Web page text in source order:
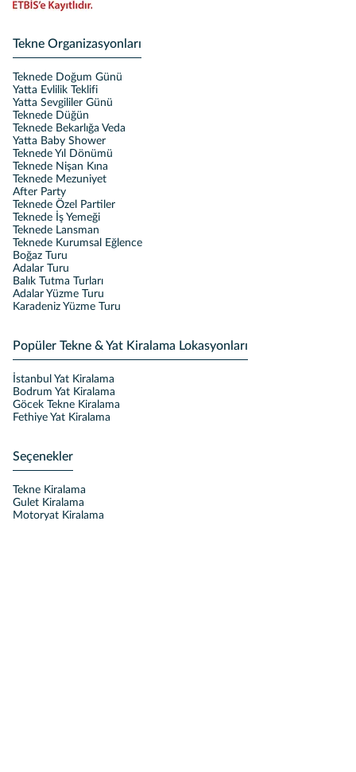
Tekne Organizasyonları
Teknede Doğum Günü
Yatta Evlilik Teklifi
Yatta Sevgililer Günü
Teknede Düğün
Teknede Bekarlığa Veda
Yatta Baby Shower
Teknede Yıl Dönümü
Teknede Nişan Kına
Teknede Mezuniyet
After Party
Teknede Özel Partiler
Teknede İş Yemeği
Teknede Lansman
Teknede Kurumsal Eğlence
Boğaz Turu
Adalar Turu
Balık Tutma Turları
Adalar Yüzme Turu
Karadeniz Yüzme Turu
Popüler Tekne & Yat Kiralama Lokasyonları
İstanbul Yat Kiralama
Bodrum Yat Kiralama
Göcek Tekne Kiralama
Fethiye Yat Kiralama
Seçenekler
Tekne Kiralama
Gulet Kiralama
Motoryat Kiralama